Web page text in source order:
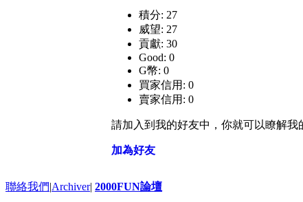
積分: 27
威望: 27
貢獻: 30
Good: 0
G幣: 0
買家信用: 0
賣家信用: 0
請加入到我的好友中，你就可以瞭解我
加為好友
聯絡我們|Archiver| 2000FUN論壇